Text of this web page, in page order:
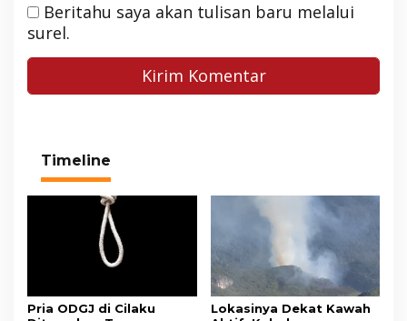
Beritahu saya akan tulisan baru melalui
surel.
Timeline
Pria ODGJ di Cilaku
Lokasinya Dekat Kawah